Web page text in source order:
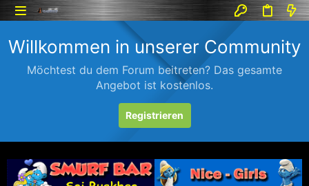
Willkommen in unserer Community
Möchtest du dem Forum beitreten? Das gesamte
Angebot ist kostenlos.
Registrieren